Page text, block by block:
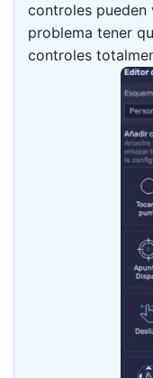
controles pueden
problema tener
controles